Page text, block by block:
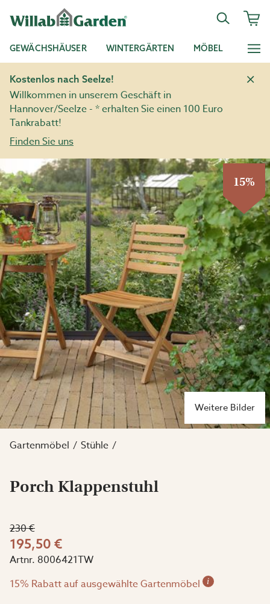
GEWÄCHSHÄUSER WINTERGÄRTEN MÖBEL
Kostenlos nach Seelze!
Willkommen in unserem Geschäft in
Hannover/Seelze - * erhalten Sie einen 100 Euro
Tankrabatt!
Finden Sie uns
Weitere Bilder
15%
Gartenmöbel Stühle
Porch Klappenstuhl
230 €
195,50 €
Artnr. 8006421TW
15% Rabatt auf ausgewählte Gartenmöbel
i